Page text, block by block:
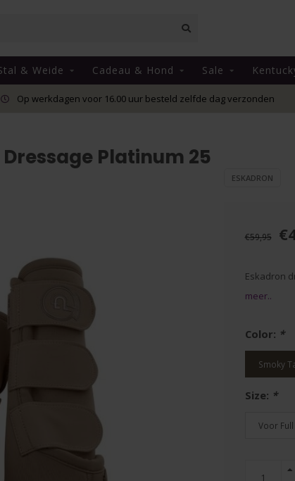
& Weide Cadeau & Hond Sale
Op werkdagen voor 16.00 uur besteld zelfde dag verzonden
Platinum 25
ESKADRON
€59,95
Eskadron
meer..
Color: *
Smoky
Size: *
Voor Full